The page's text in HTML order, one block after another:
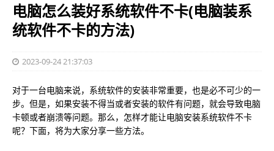
电脑怎么装好系统软件不卡(电脑装系
统软件不卡的方法)
2023-09-24 21:37:03
对于一台电脑来说，系统软件的安装非常重要，也是必不可少的一
步。但是，如果安装不得当或者安装的软件有问题，就会导致电脑
卡顿或者崩溃等问题。那么，怎样才能让电脑安装系统软件不卡
呢？下面，将为大家分享一些方法。